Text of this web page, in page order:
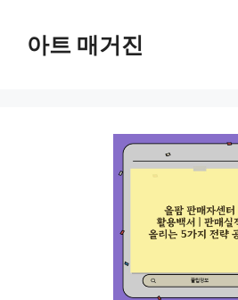
아트 매거진